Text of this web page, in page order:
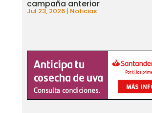
campaña anterior
Jul 23, 2026| Noticias